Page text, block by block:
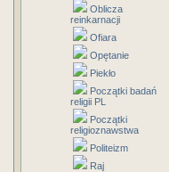
Oblicza
reinkarnacji
Ofiara
Opętanie
Piekło
Początki badań
religii PL
Początki
religioznawstwa
Politeizm
Raj